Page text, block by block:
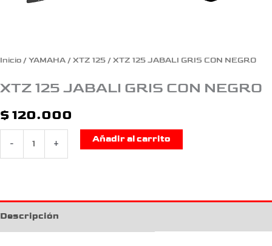
Inicio / YAMAHA / XTZ 125 / XTZ 125 JABALI GRIS CON NEGRO
XTZ 125 JABALI GRIS CON NEGRO
$ 120.000
- +
Añadir al carrito
Descripción